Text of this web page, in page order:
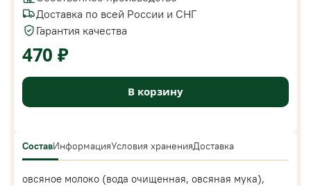
Доставка по всей России и СНГ
Гарантия качества
470 ₽
В корзину
СоставИнформацияУсловия храненияДоставка
овсяное молоко (вода очищенная, овсяная мука),